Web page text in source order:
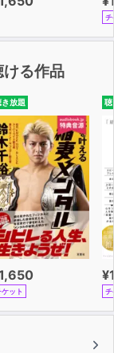
チ
る作品
き放題
ケット
聴
チ